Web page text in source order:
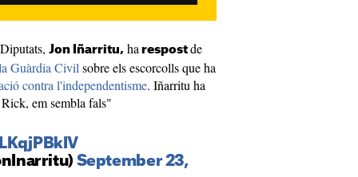
Jon Iñarritu, ha respost de
Guàrdia Civil sobre els escorcolls que ha
contra l'independentisme. Iñarritu ha
em sembla fals"
September 23,